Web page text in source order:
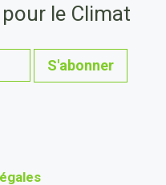
le Climat